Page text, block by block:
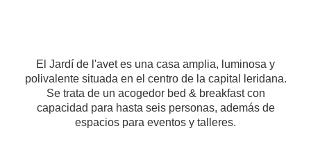
El Jardí de l'avet es una casa amplia, luminosa y
polivalente situada en el centro de la capital leridana.
Se trata de un acogedor bed & breakfast con
capacidad para hasta seis personas, además de
espacios para eventos y talleres.